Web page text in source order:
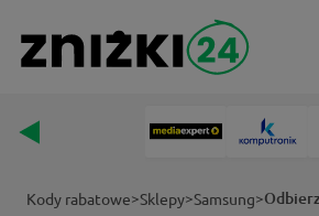
Kody rabatowe>Sklepy>Samsung>